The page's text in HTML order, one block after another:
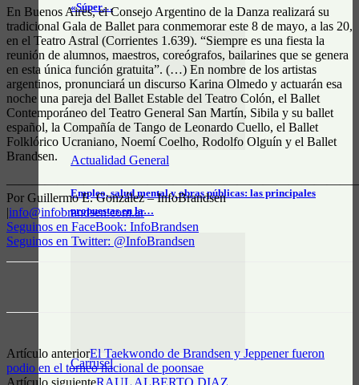
«Súper…
Actualidad General
Empleo, salud mental y obras públicas: las principales
propuestas en la…
Carrusel
En Buenos Aires, el Consejo Argentino de la Danza realizará su
tradicional Gala de Ballet para conmemorar este 8 de mayo, a las 20,
en el Teatro Astral (Corrientes 1.639). “Siempre es una fiesta la
reunión de alumnos, maestros, coreógrafos, bailarines que se genera
en esta única función gratuita”. (…) En nombre de los artistas
argentinos, pronunciará un discurso Karina Olmedo y actuarán esa
noche una pareja del Ballet Estable del Teatro Colón, el Ballet
Contemporáneo del Teatro General San Martín, Sibila y su ballet
español, la Compañía de Tango de Leonardo Cuello, el Ballet
Folklórico Ucraniano, Noemí Coelho, Rodolfo Olguín y el Ballet
Brandsen.
Por Guillermo E. González – InfoBrandsen
|info@infobrandsen.com.ar
Seguinos en FaceBook: InfoBrandsen
Seguinos en Twitter: @InfoBrandsen
Artículo anteriorEl Taekwondo de Brandsen y Jeppener fueron
podio en el torneo nacional de poonsae
Artículo siguienteRAUL ALBERTO DIAZ